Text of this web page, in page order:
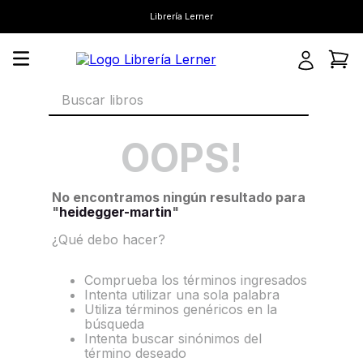
Librería Lerner
Buscar libros
OOPS!
No encontramos ningún resultado para
"heidegger-martin"
¿Qué debo hacer?
Comprueba los términos ingresados
Intenta utilizar una sola palabra
Utiliza términos genéricos en la
búsqueda
Intenta buscar sinónimos del
término deseado